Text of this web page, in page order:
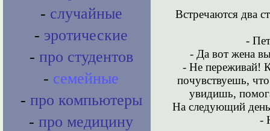
- случайные
- эротические
- про студентов
- семейные
- про компьютеры
- про медицину
Встречаются два
-
- Да вот жена
- Не переживай!
почувствуешь,
увидишь,
На следующий день
-